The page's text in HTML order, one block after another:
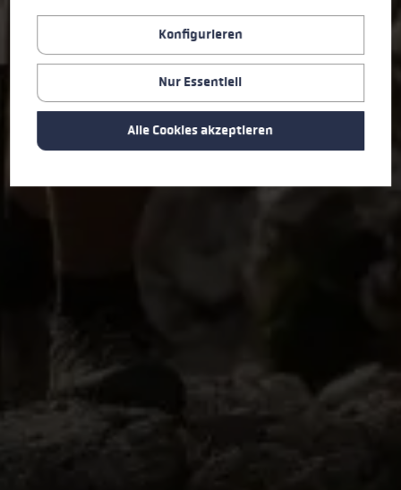
Konfigurieren
Nur Essentiell
Alle Cookies akzeptieren